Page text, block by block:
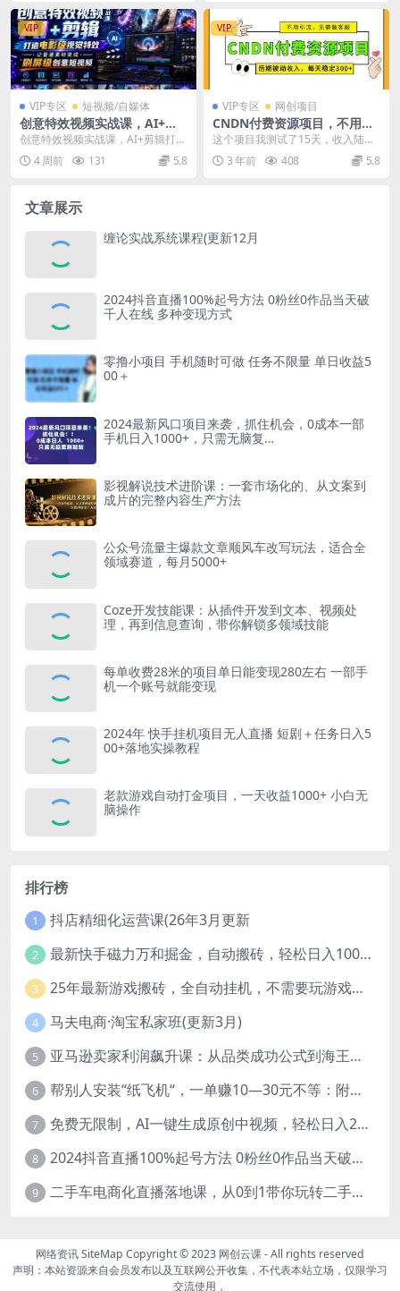
VIP
VIP专区 短视频/自媒体
创意特效视频实战课，AI+剪
辑打造电影级视觉特效，让普
通素材变成刷屏级创意短视频
创意特效视频实战课，AI+剪辑打造
电影级视觉特效，让普通素材变成
刷屏级创意短视频...
4 周前 131 5.8
VIP
VIP专区 网创项目
CNDN付费资源项目，不用引
流，无需做客服，后期被动收
这个项目我测试了15天，收入陆续
开始上升。 这个项目就是CNDN。
这是IT技术...
3 年前 408 5.8
文章展示
缠论实战系统课程(更新12月
2024抖音直播100%起号方法 0粉丝0作品当天破
千人在线 多种变现方式
零撸小项目 手机随时可做 任务不限量 单日收益5
00＋
2024最新风口项目来袭，抓住机会，0成本一部
手机日入1000+，只需无脑复…
影视解说技术进阶课：一套市场化的、从文案到
成片的完整内容生产方法
公众号流量主爆款文章顺风车改写玩法，适合全
领域赛道，每月5000+
Coze开发技能课：从插件开发到文本、视频处
理，再到信息查询，带你解锁多领域技能
每单收费28米的项目单日能变现280左右 一部手
机一个账号就能变现
2024年 快手挂机项目无人直播 短剧＋任务日入5
00+落地实操教程
老款游戏自动打金项目，一天收益1000+ 小白无
脑操作
排行榜
1 抖店精细化运营课(26年3月更新
2 最新快手磁力万和掘金，自动搬砖，轻松日入100-200，操作简单
3 25年最新游戏搬砖，全自动挂机，不需要玩游戏，单手机操作日入300+
4 马夫电商·淘宝私家班(更新3月)
5 亚马逊卖家利润飙升课：从品类成功公式到海王打法，让每个SKU都成爆款一路飙升(更新26年3月
6 帮别人安装“纸飞机“，一单赚10—30元不等：附：免费节点
7 免费无限制，AI一键生成原创中视频，轻松日入2000+，超简单，可矩阵，…
8 2024抖音直播100%起号方法 0粉丝0作品当天破千人在线 多种变现方式
9 二手车电商化直播落地课，从0到1带你玩转二手车直播
网络资讯SiteMap Copyright © 2023 网创云课- All rights reserved
声明：本站资源来自会员发布以及互联网公开收集，不代表本站立场，仅限学习
交流使用，